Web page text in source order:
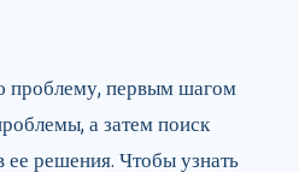
первым шагом
а затем поиск
ее решения. Чтобы узнать